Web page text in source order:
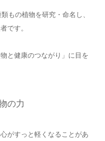
もの植物を研究・命名し、
です。
と健康のつながり」に目を
の力
がすっと軽くなることがあ